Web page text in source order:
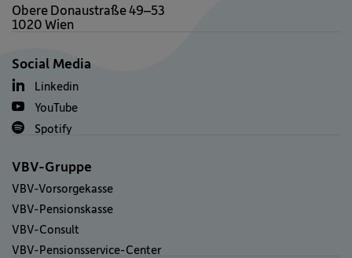
Obere Donaustraße 49–53
1020 Wien
Social Media
Linkedin
YouTube
Spotify
VBV-Gruppe
VBV-Vorsorgekasse
VBV-Pensionskasse
VBV-Consult
VBV-Pensionsservice-Center